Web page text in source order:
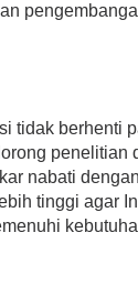
tidak berhenti
penelitian
nabati
tinggi agar